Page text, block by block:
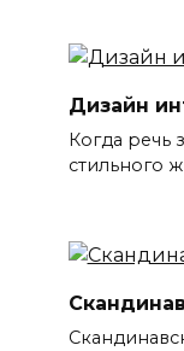
Дизайн
Когда речь
стильного